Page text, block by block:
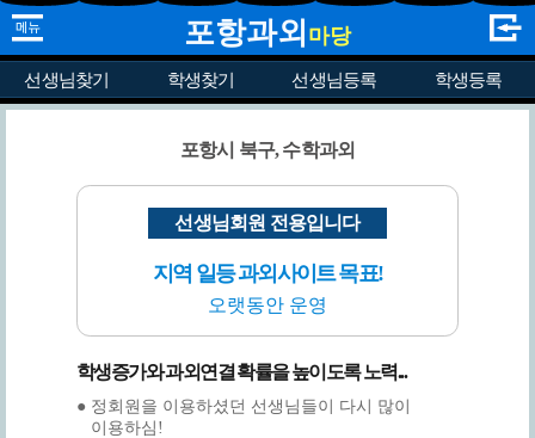
포항과외 마당
선생님찾기 학생찾기 선생님등록 학생등록
포항시 북구, 수학과외
선생님회원 전용입니다
지역 일등 과외사이트 목표!
오랫동안 운영
학생증가와 과외연결 확률을 높이도록 노력...
● 정회원을 이용하셨던 선생님들이 다시 많이
이용하심!